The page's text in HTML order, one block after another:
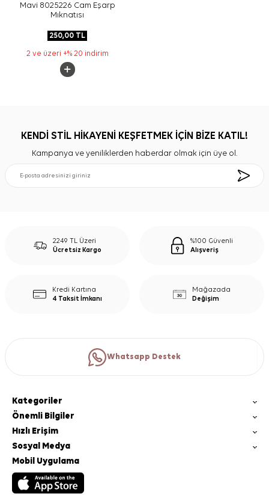
Mavi 8025226 Cam Eşarp
Mıknatısı
250,00 TL
2 ve üzeri +% 20 indirim
KENDİ STİL HİKAYENİ KEŞFETMEK İÇİN BİZE KATIL!
Kampanya ve yeniliklerden haberdar olmak için üye ol.
2249 TL Üzeri
Ücretsiz Kargo
%100 Güvenli
Alışveriş
Kredi Kartına
4 Taksit İmkanı
Mağazada
Değişim
Whatsapp Destek
Kategoriler
Önemli Bilgiler
Hızlı Erişim
Sosyal Medya
Mobil Uygulama